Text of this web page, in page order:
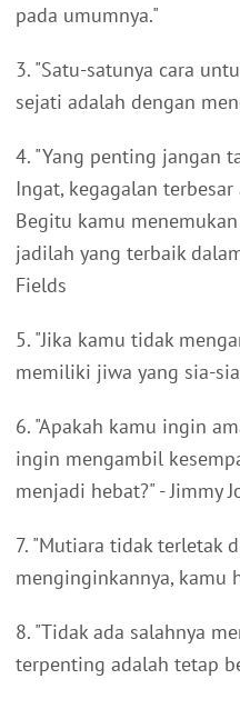
pada umumnya."
3. "Satu-satunya cara
sejati adalah dengan
4. "Yang penting jangan
Ingat, kegagalan
Begitu kamu
jadilah yang terbaik
Fields
5. "Jika kamu tidak
memiliki jiwa yang sia-
6. "Apakah kamu ingin
ingin mengambil
menjadi hebat?" - Jimmy
7. "Mutiara tidak terletak
menginginkannya, kamu
8. "Tidak ada salahnya
terpenting adalah tetap